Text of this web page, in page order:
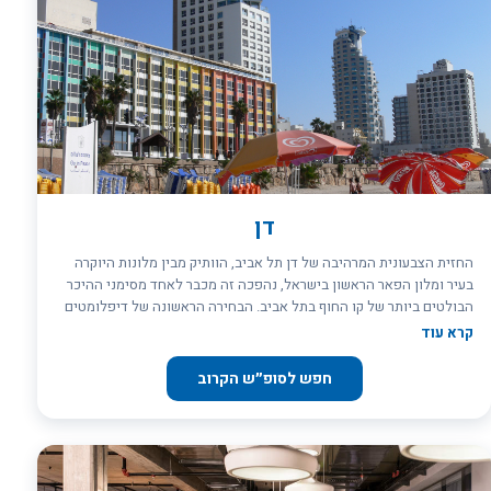
דמותו ותרומתו. המבנה ההיסטורי שבו שוכן המלון הוא אחד היפים בתל
אביב ומשלב אלמנטים אקלקטיים המוסיפים קסם לחוויית האירוח.
דן
החזית הצבעונית המרהיבה של דן תל אביב, הוותיק מבין מלונות היוקרה
בעיר ומלון הפאר הראשון בישראל, נהפכה זה מכבר לאחד מסימני ההיכר
הבולטים ביותר של קו החוף בתל אביב. הבחירה הראשונה של דיפלומטים
זרים, אמנים בינלאומיים ואצולת הממון, המלון בתל אביב מציע את כל
נשכח. ההיסטוריה של דן תל אביב &ndash; המלון הראשון של רשת
מלונות דן &ndash; שזורה בהיסטוריה של העיר והמדינה, ומשקפת את
תיירותית, נועד מפתיחתו לארח את מאות אלפי התיירים שיגיעו לאזור כדי
לחזות בפלא של מדינת היהודים החדשה. גם כיום שומר דן תל אביב על
קרא עוד
חפש לסופ״ש הקרוב